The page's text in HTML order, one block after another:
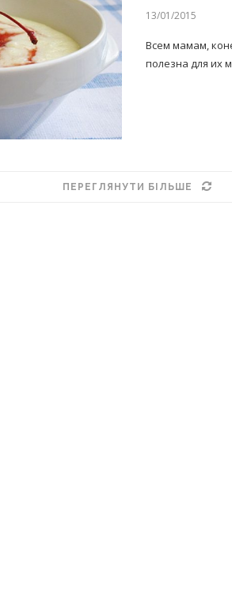
13/01/2015
Всем мамам,
полезна для их
ПЕРЕГЛЯНУТИ БІЛЬШЕ